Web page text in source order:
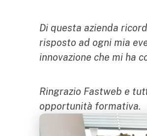
Di questa azienda
risposto ad ogni mia
innovazione che mi ha
Ringrazio Fastweb e
opportunità formativa.